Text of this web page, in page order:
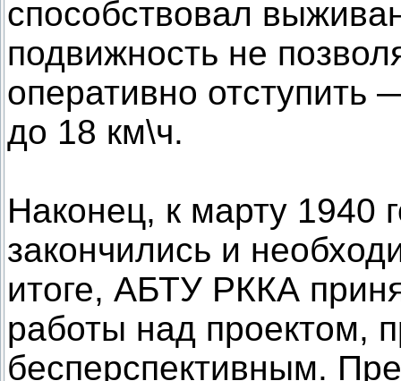
способствовал
подвижность не
оперативно
до 18 км\ч.
Наконец, к марту 1940
закончились и
итоге, АБТУ РККА
работы над проектом,
бесперспективным.